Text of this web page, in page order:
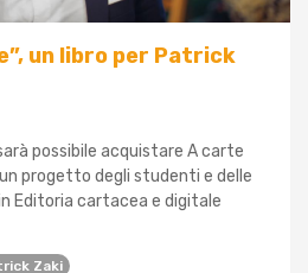
un libro per Patrick
possibile acquistare A carte
progetto degli studenti e delle
Editoria cartacea e digitale
Zaki